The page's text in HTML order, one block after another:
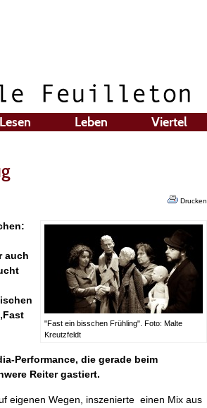
Lesen Leben Viertel
Drucken
"Fast ein bisschen Frühling". Foto: Malte
Kreutzfeldt
auch
Performance, die gerade beim
Reiter gastiert.
eigenen Wegen, inszenierte einen Mix aus